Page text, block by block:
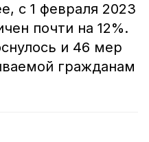
с 1 февраля 2023
почти на 12%.
и 46 мер
гражданам